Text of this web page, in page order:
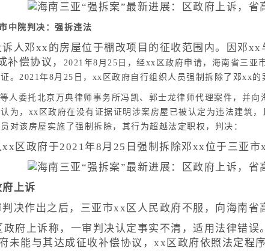
中院判决：强拆违法
诉人邓xx的房屋位于棚改项目的征收范围内。因邓
补偿协议，
2021年8月25日，经xx区政府申请，海南省三亚
。2021年8月25日，xx区政府自行组织人员强制拆除了邓xx的
人委托北京万典律师事务所冯凯、郭士龙律师代理案件，并
为，xx区政府在没有证据证明涉案房屋已被认定为违法建筑
对该房屋实施了强制拆除，其行为超越法定职权，判决：
xx区政府于2021年8月25日强制拆除邓xx位于三亚市
府上诉
决作出之后，三亚市xx区人民政府不服，向海南省
政府上诉称，一审判决认定事实不清，适用法律错
未能与其达成征收补偿协议，xx区政府依照法定程